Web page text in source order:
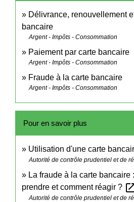
Délivrance, renouvellement
bancaire
Argent - Impôts - Consommation
Paiement par carte bancaire
Argent - Impôts - Consommation
Fraude à la carte bancaire
Argent - Impôts - Consommation
Pour en savoir plus
Utilisation d'une carte
Autorité de contrôle prudentiel et de
La fraude à la carte
prendre et comment réagir ?
Autorité de contrôle prudentiel et de